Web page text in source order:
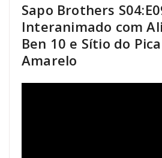
Sapo Brothers
Interanimado com
Ben 10 e Sítio do
Amarelo